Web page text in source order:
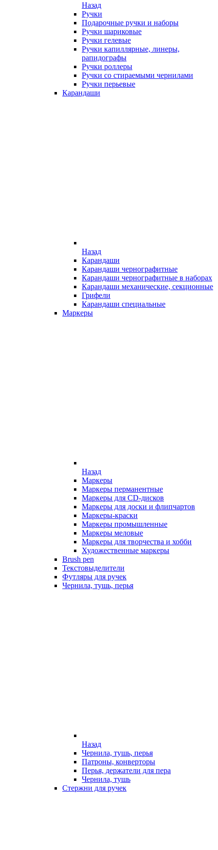
Назад
Ручки
Подарочные ручки и наборы
Ручки шариковые
Ручки гелевые
Ручки капиллярные, линеры,
рапидографы
Ручки роллеры
Ручки со стираемыми чернилами
Ручки перьевые
Карандаши
Назад
Карандаши
Карандаши чернографитные
Карандаши чернографитные в наборах
Карандаши механические, секционные
Грифели
Карандаши специальные
Маркеры
Назад
Маркеры
Маркеры перманентные
Маркеры для CD-дисков
Маркеры для доски и флипчартов
Маркеры-краски
Маркеры промышленные
Маркеры меловые
Маркеры для творчества и хобби
Художественные маркеры
Brush pen
Текстовыделители
Футляры для ручек
Чернила, тушь, перья
Назад
Чернила, тушь, перья
Патроны, конверторы
Перья, держатели для пера
Чернила, тушь
Стержни для ручек